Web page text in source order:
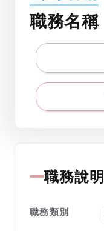
職務名稱
職務說明
職務類別